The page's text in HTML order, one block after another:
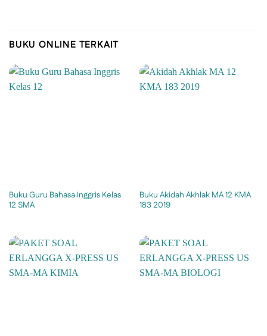
BUKU ONLINE TERKAIT
Buku Guru Bahasa Inggris Kelas
12 SMA
Buku Akidah Akhlak MA 12 KMA
183 2019